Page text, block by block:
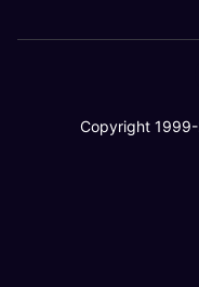
Copyright 1999-